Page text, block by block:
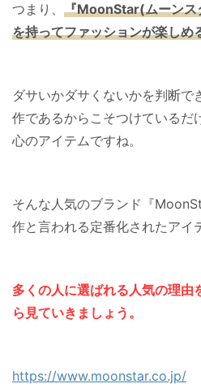
つまり、 『MoonStar(ムーンス
を持ってファッションが楽しめ
ダサいかダサくないかを判断で
作であるからこそつけているだ
心のアイテムですね。
そんな人気のブランド『
作と言われる定番化されたアイ
多くの人に選ばれる人気の理由
ら見ていきましょう。
https://www.moonstar.co.jp/